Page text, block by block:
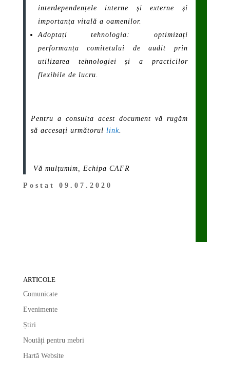
interdependențele interne și externe și
importanța vitală a oamenilor.
Adoptați tehnologia: optimizați
performanța comitetului de audit prin
utilizarea tehnologiei și a practicilor
flexibile de lucru.
Pentru a consulta acest document vă rugăm
să accesați următorul link.
Vă mulțumim, Echipa CAFR
Postat 09.07.2020
ARTICOLE
Comunicate
Evenimente
Știri
Noutăți pentru mebri
Hartă Website